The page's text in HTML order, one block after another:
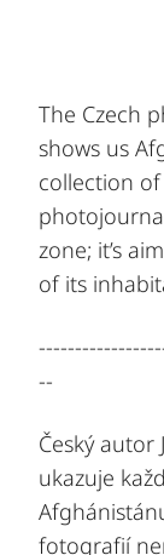
The Czech
shows us
collection
zone; it’s
of its
--
Český autor
ukazuje
fotografií